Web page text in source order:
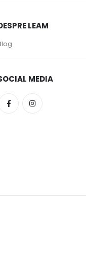
LEAM
MEDIA